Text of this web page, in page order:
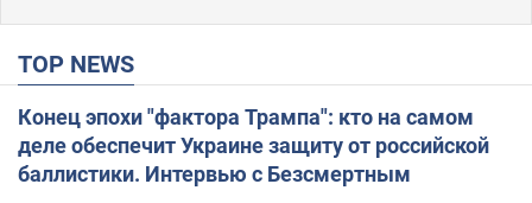
TOP NEWS
Конец эпохи "фактора Трампа": кто на самом
деле обеспечит Украине защиту от российской
баллистики. Интервью с Безсмертным